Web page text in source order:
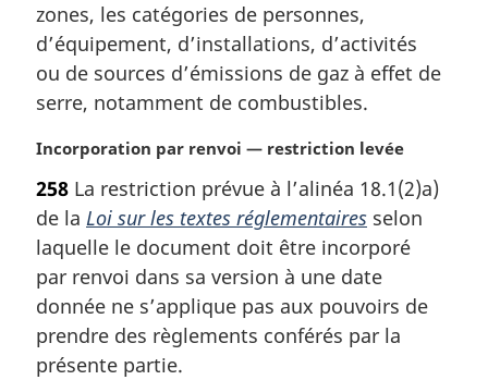
a
g
i
n
l
:
zones, les catégories de personnes,
d’équipement, d’installations, d’activités
ou de sources d’émissions de gaz à effet de
serre, notamment de combustibles.
N
t
e
m
a
r
g
i
n
Incorporation par renvoi — restriction levée
258 La restriction prévue à l’alinéa 18.1(2)a)
de la Loi sur les textes réglementaires selon
laquelle le document doit être incorporé
par renvoi dans sa version à une date
donnée ne s’applique pas aux pouvoirs de
prendre des règlements conférés par la
présente partie.